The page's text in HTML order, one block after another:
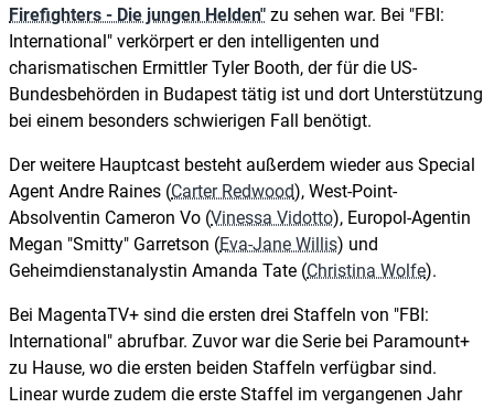
Firefighters - Die jungen Helden" zu sehen war. Bei "FBI:
International" verkörpert er den intelligenten und
charismatischen Ermittler Tyler Booth, der für die US-
Bundesbehörden in Budapest tätig ist und dort Unterstützung
bei einem besonders schwierigen Fall benötigt.
Der weitere Hauptcast besteht außerdem wieder aus Special
Agent Andre Raines (Carter Redwood), West-Point-
Absolventin Cameron Vo (Vinessa Vidotto), Europol-Agentin
Megan "Smitty" Garretson (Eva-Jane Willis) und
Geheimdienstanalystin Amanda Tate (Christina Wolfe).
Bei MagentaTV+ sind die ersten drei Staffeln von "FBI:
International" abrufbar. Zuvor war die Serie bei Paramount+
zu Hause, wo die ersten beiden Staffeln verfügbar sind.
Linear wurde zudem die erste Staffel im vergangenen Jahr